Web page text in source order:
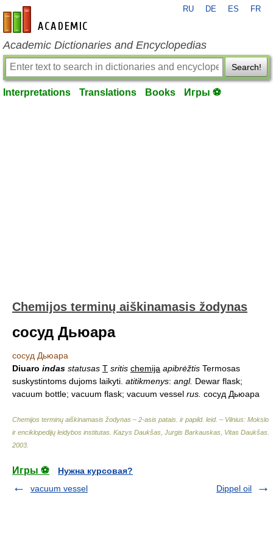
en-academic.com
RU DE ES FR
Academic Dictionaries and Encyclopedias
Search!
Interpretations Translations Books Игры ⚽
Chemijos terminų aiškinamasis žodynas
сосуд Дьюара
сосуд Дьюара
Diuaro indas statusas T sritis chemija apibrėžtis Termosas
suskystintoms dujoms laikyti. atitikmenys: angl. Dewar flask;
vacuum bottle; vacuum flask; vacuum vessel rus. сосуд Дьюара
Chemijos terminų aiškinamasis žodynas – 2-asis patais. ir papild. leid. – Vilnius: Mokslo
ir enciklopedijų leidybos institutas Kazys Daukšas, Jurgis Barkauskas, Vitas Daukšas
2003
Игры ⚽
Нужна курсовая?
vacuum vessel
Dippel oil